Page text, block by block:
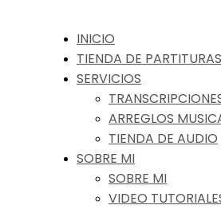
INICIO
TIENDA DE PARTITURAS
SERVICIOS
ARREGLOS
TIENDA DE AUDIO
SOBRE MI
SOBRE MI
VIDEO